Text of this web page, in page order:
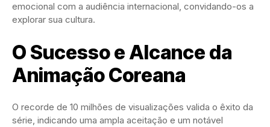
emocional com a audiência internacional, convidando-os a
explorar sua cultura.
O Sucesso e Alcance da
Animação Coreana
O recorde de 10 milhões de visualizações valida o êxito da
série, indicando uma ampla aceitação e um notável